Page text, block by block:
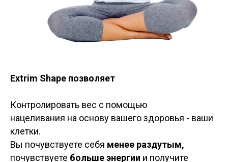
Extrim Shape позволяет
Контролировать вес с помощью
нацеливания на основу вашего здоровья - ваши
клетки.
Вы почувствуете себя менее раздутым,
почувствуете больше энергии и получите